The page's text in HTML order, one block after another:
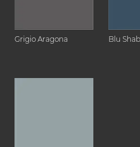
Grigio Aragona Blu